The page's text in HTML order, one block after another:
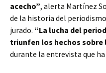
acecho”, alerta Martínez
de la historia del
jurado. “La lucha del
triunfen los hechos sobre
durante la entrevista que